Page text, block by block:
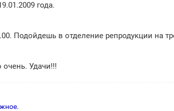
года.
Подойдешь в отделение репродукции на
Удачи!!!